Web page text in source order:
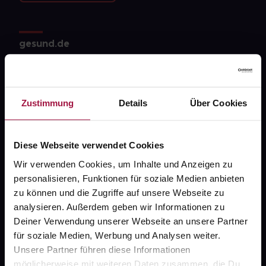
Zustimmung Details Über Cookies
Diese Webseite verwendet Cookies
Wir verwenden Cookies, um Inhalte und Anzeigen zu
personalisieren, Funktionen für soziale Medien anbieten
zu können und die Zugriffe auf unsere Webseite zu
analysieren. Außerdem geben wir Informationen zu
Deiner Verwendung unserer Webseite an unsere Partner
für soziale Medien, Werbung und Analysen weiter.
Unsere Partner führen diese Informationen
möglicherweise mit weiteren Daten zusammen, die Du
gesund.de
gesund-versorger.de
Sanitätshäuser
Datenschutz
AGB